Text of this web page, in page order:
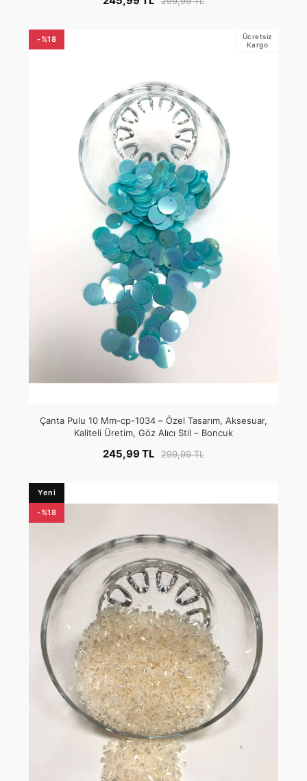
-%18
Ücretsiz
Kargo
Çanta Pulu 10 Mm-cp-1034 – Özel Tasarım, Aksesuar,
Kaliteli Üretim, Göz Alıcı Stil – Boncuk
245,99 TL 299,99 TL
Yeni
-%18